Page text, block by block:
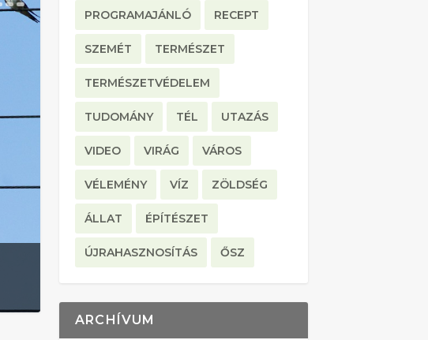
PROGRAMAJÁNLÓ RECEPT
SZEMÉT TERMÉSZET
TERMÉSZETVÉDELEM
TUDOMÁNY TÉL UTAZÁS
VIDEO VIRÁG VÁROS
VÉLEMÉNY VÍZ ZÖLDSÉG
ÁLLAT ÉPÍTÉSZET
ÚJRAHASZNOSÍTÁS ŐSZ
ARCHÍVUM